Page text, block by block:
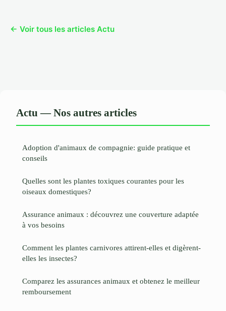
← Voir tous les articles Actu
Actu — Nos autres articles
Adoption d'animaux de compagnie: guide pratique et
conseils
Quelles sont les plantes toxiques courantes pour les
oiseaux domestiques?
Assurance animaux : découvrez une couverture adaptée
à vos besoins
Comment les plantes carnivores attirent-elles et digèrent-
elles les insectes?
Comparez les assurances animaux et obtenez le meilleur
remboursement